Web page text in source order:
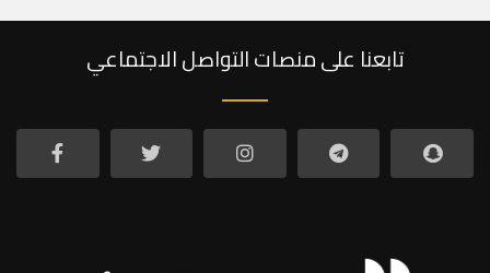
تابعنا على منصات التواصل الاجتماعي